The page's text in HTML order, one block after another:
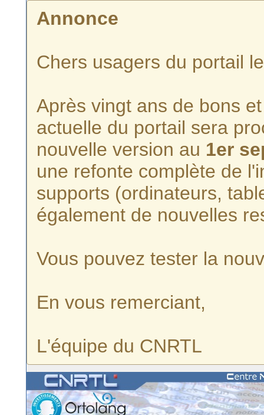
Annonce
Chers usagers du portail
Après vingt ans de bons
actuelle du portail sera
nouvelle version au 1er
une refonte complète de
supports (ordinateurs,
également de nouvelles
Vous pouvez tester la
En vous remerciant,
L'équipe du CNRTL